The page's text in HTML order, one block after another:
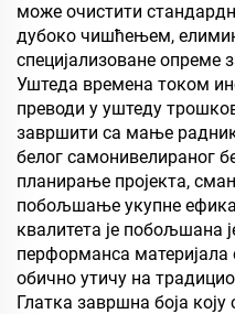
може очистити
дубоко чишћењем,
специјализоване опреме
Уштеда времена током
преводи у уштеду
завршити са мање
белог самонивелираног
планирање пројекта,
побољшање укупне
квалитета је побољшана
перформанса
обично утичу на
Глатка завршна боја коју